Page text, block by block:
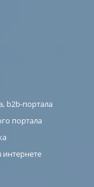
b2b-портала
портала